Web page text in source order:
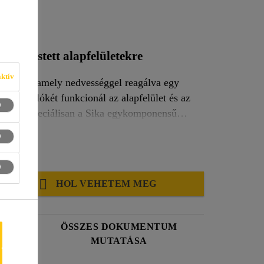
és festett alapfelületekre
amely nedvességgel reagálva egy
kapcsolókét funkcionál az alapfelület és az
D speciálisan a Sika egykomponensű
lett kifejlesztve. Ez az alapozó kiváló
HOL VEHETEM MEG
ÖSSZES DOKUMENTUM
MUTATÁSA